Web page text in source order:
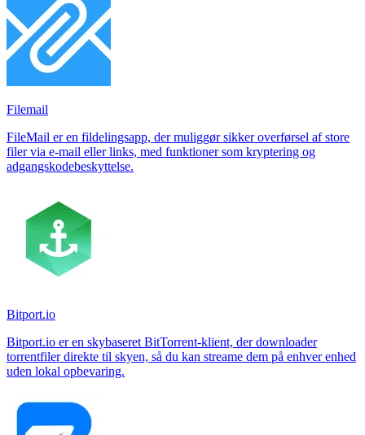
Filemail
FileMail er en fildelingsapp, der muliggør sikker overførsel af store
filer via e-mail eller links, med funktioner som kryptering og
adgangskodebeskyttelse.
Bitport.io
Bitport.io er en skybaseret BitTorrent-klient, der downloader
torrentfiler direkte til skyen, så du kan streame dem på enhver enhed
uden lokal opbevaring.